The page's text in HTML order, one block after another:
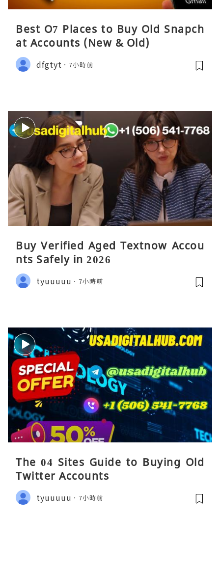
Best O7 Places to Buy Old Snapch
at Accounts (New & Old)
dfgtyt 7小時前
Buy Verified Aged Textnow Accou
nts Safely in 2026
tyuuuuu 7小時前
The 04 Sites Guide to Buying Old
Twitter Accounts
tyuuuuu 7小時前